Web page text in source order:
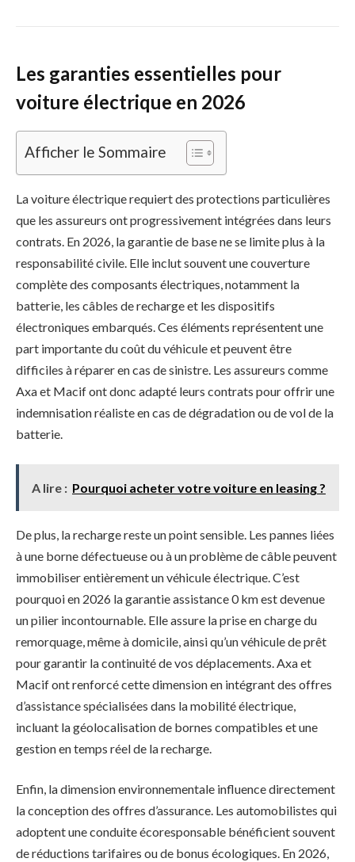
Les garanties essentielles pour
voiture électrique en 2026
Afficher le Sommaire
La voiture électrique requiert des protections particulières
que les assureurs ont progressivement intégrées dans leurs
contrats. En 2026, la garantie de base ne se limite plus à la
responsabilité civile. Elle inclut souvent une couverture
complète des composants électriques, notamment la
batterie, les câbles de recharge et les dispositifs
électroniques embarqués. Ces éléments représentent une
part importante du coût du véhicule et peuvent être
difficiles à réparer en cas de sinistre. Les assureurs comme
Axa et Macif ont donc adapté leurs contrats pour offrir une
indemnisation réaliste en cas de dégradation ou de vol de la
batterie.
A lire : Pourquoi acheter votre voiture en leasing ?
De plus, la recharge reste un point sensible. Les pannes liées
à une borne défectueuse ou à un problème de câble peuvent
immobiliser entièrement un véhicule électrique. C’est
pourquoi en 2026 la garantie assistance 0 km est devenue
un pilier incontournable. Elle assure la prise en charge du
remorquage, même à domicile, ainsi qu’un véhicule de prêt
pour garantir la continuité de vos déplacements. Axa et
Macif ont renforcé cette dimension en intégrant des offres
d’assistance spécialisées dans la mobilité électrique,
incluant la géolocalisation de bornes compatibles et une
gestion en temps réel de la recharge.
Enfin, la dimension environnementale influence directement
la conception des offres d’assurance. Les automobilistes qui
adoptent une conduite écoresponsable bénéficient souvent
de réductions tarifaires ou de bonus écologiques. En 2026,